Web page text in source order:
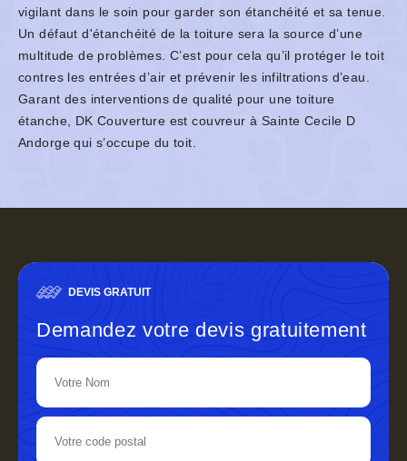
vigilant dans le soin pour garder son étanchéité et sa tenue.
Un défaut d'étanchéité de la toiture sera la source d’une
multitude de problèmes. C’est pour cela qu’il protéger le toit
contres les entrées d’air et prévenir les infiltrations d’eau.
Garant des interventions de qualité pour une toiture
étanche, DK Couverture est couvreur à Sainte Cecile D
Andorge qui s’occupe du toit.
DEVIS GRATUIT
Demandez votre devis gratuitement